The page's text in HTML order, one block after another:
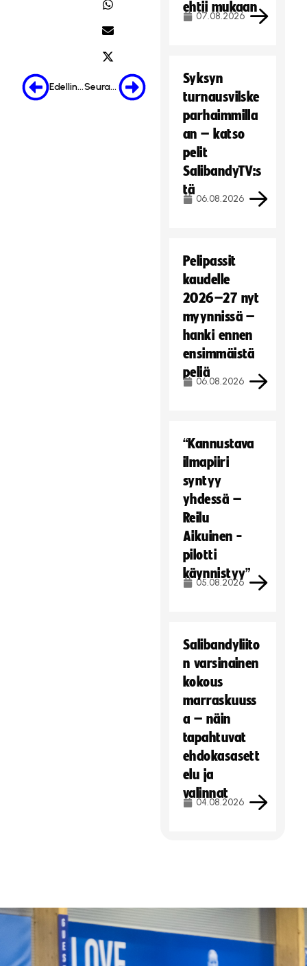
k
i
Hyväksy markkinointievästeet
Edellinen Seuraava
ehtii mukaan
07.08.2026
Syksyn
turnausvilske
parhaimmilla
an – katso
pelit
SalibandyTV:s
tä
06.08.2026
Pelipassit
kaudelle
2026–27 nyt
myynnissä –
hanki ennen
ensimmäistä
peliä
06.08.2026
“Kannustava
ilmapiiri
syntyy
yhdessä –
Reilu
Aikuinen -
pilotti
käynnistyy”
05.08.2026
Salibandyliito
n varsinainen
kokous
marraskuuss
a – näin
tapahtuvat
ehdokasasett
elu ja
valinnat
04.08.2026